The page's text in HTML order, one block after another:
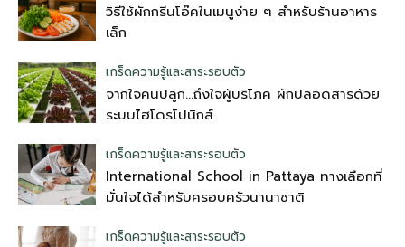
วิธีใช้ผักกรีนโอ๊คในเมนูง่าย ๆ สำหรับร้านอาหาร
เล็ก
เกร็ดความรู้และสาระรอบตัว
จากใจคนปลูก…ถึงใจผู้บริโภค ผักปลอดสารด้วย
ระบบไฮโดรโปนิกส์
เกร็ดความรู้และสาระรอบตัว
International School in Pattaya ทางเลือกที่
มั่นใจได้สำหรับครอบครัวนานาชาติ
เกร็ดความรู้และสาระรอบตัว